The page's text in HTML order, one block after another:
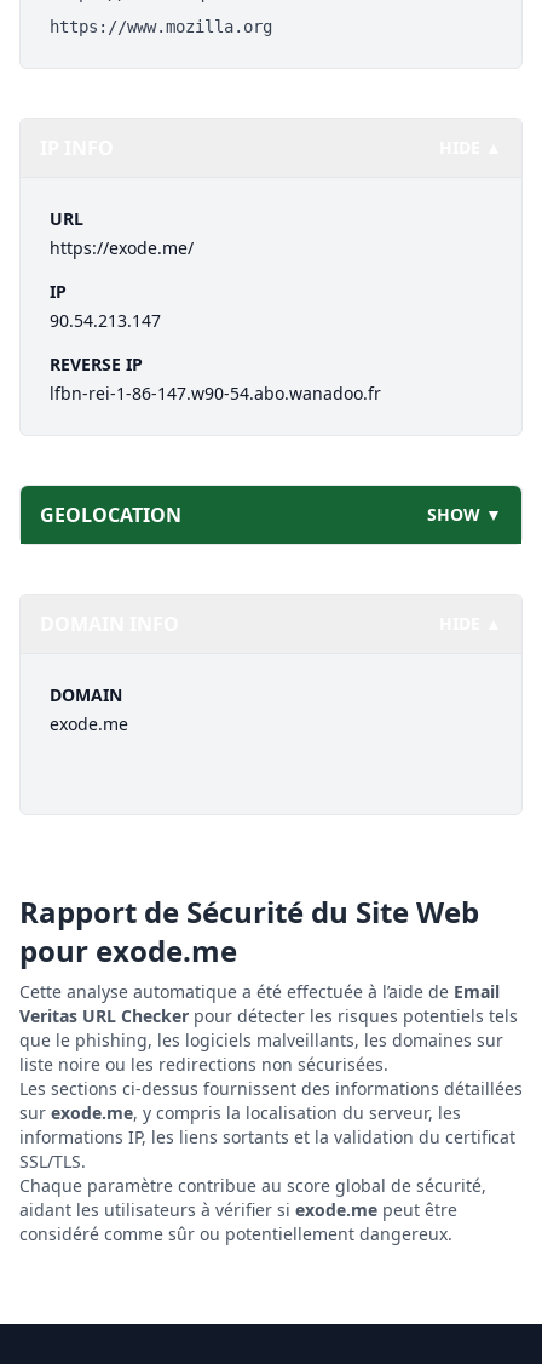
https://www.mozilla.org
URL
https://exode.me/
IP
90.54.213.147
REVERSE IP
lfbn-rei-1-86-147.w90-54.abo.wanadoo.fr
GEOLOCATION SHOW ▼
DOMAIN
exode.me
Rapport de Sécurité du Site Web
pour exode.me
Cette analyse automatique a été effectuée à l’aide de Email
Veritas URL Checker pour détecter les risques potentiels tels
que le phishing, les logiciels malveillants, les domaines sur
liste noire ou les redirections non sécurisées.
Les sections ci-dessus fournissent des informations détaillées
sur exode.me, y compris la localisation du serveur, les
informations IP, les liens sortants et la validation du certificat
SSL/TLS.
Chaque paramètre contribue au score global de sécurité,
aidant les utilisateurs à vérifier si exode.me peut être
considéré comme sûr ou potentiellement dangereux.